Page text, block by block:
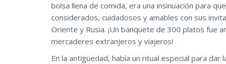
bolsa llena de comida, era una insinuación para
considerados, cuidadosos y amables con sus
Oriente y Rusia. ¡Un banquete de 300 platos fue
mercaderes extranjeros y viajeros!
En la antigüedad, había un ritual especial para